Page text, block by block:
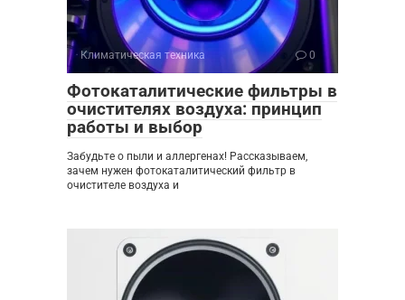
Климатическая техника 0
Фотокаталитические фильтры в
очистителях воздуха: принцип
работы и выбор
Забудьте о пыли и аллергенах! Рассказываем,
зачем нужен фотокаталитический фильтр в
очистителе воздуха и